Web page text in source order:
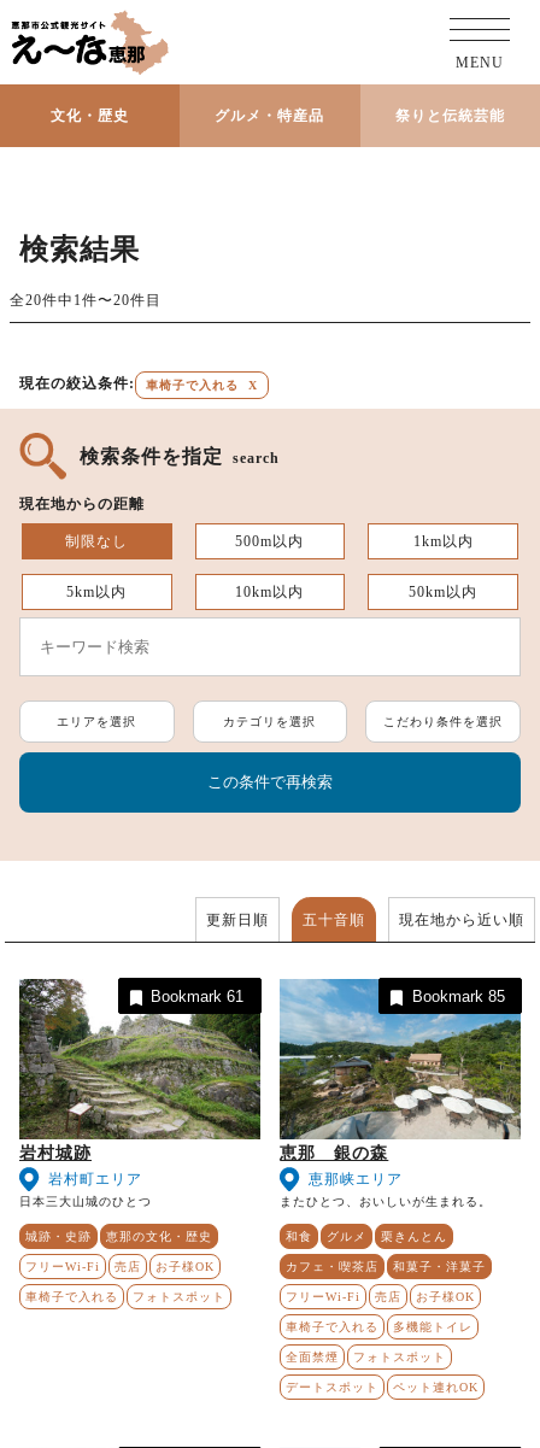
文化・歴史 グルメ・特産品 祭りと伝統芸能
MENU
検索結果
全20件中1件〜20件目
岩村城跡
岩村町エリア
日本三大山城のひとつ
城跡・史跡 恵那の文化・歴史
フリーWi-Fi 売店 お子様OK
車椅子で入れる フォトスポット
Bookmark61
恵那 銀の森
恵那峡エリア
またひとつ、おいしいが生まれる。
和食 グルメ 栗きんとん
カフェ・喫茶店 和菓子・洋菓子
フリーWi-Fi 売店 お子様OK
車椅子で入れる 多機能トイレ
全面禁煙 フォトスポット
デートスポット ペット連れOK
Bookmark 85
現在の絞込条件: 車椅子で入れる X
検索条件を指定 search
現在地からの距離
制限なし 500m以内 1km以内
5km以内 10km以内 50km以内
エリアを選択 カテゴリを選択 こだわり条件を選択
更新日順 五十音順 現在地から近い順